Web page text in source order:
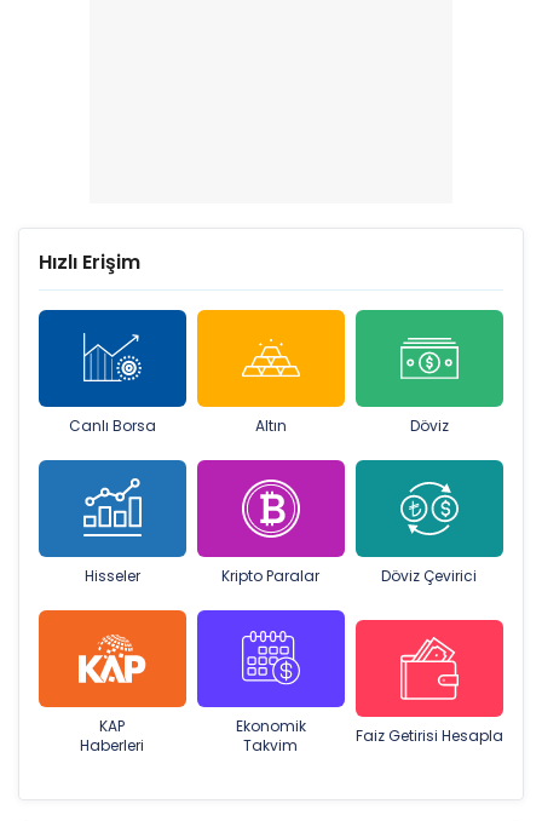
Hızlı Erişim
Canlı Borsa Altın Döviz
Hisseler Kripto Paralar Döviz Çevirici
KAP
Haberleri
Ekonomik
Takvim
Faiz Getirisi Hesapla